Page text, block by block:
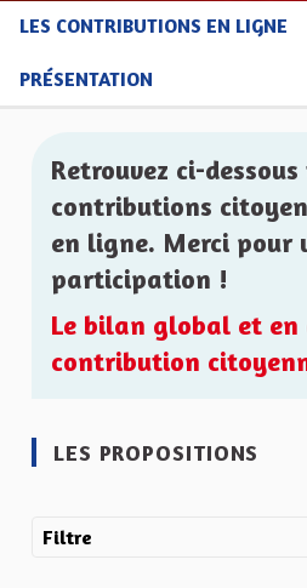
LES CONTRIBUTIONS EN LIGNE
PRÉSENTATION
Retrouvez ci-
contributions
en ligne. Merci pour
participation !
Le bilan global et
contribution
LES PROPOSITIONS
Filtre